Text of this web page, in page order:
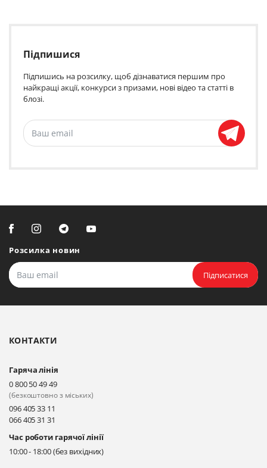
Підпишися
Підпишись на розсилку, щоб дізнаватися першим про
найкращі акції, конкурси з призами, нові відео та статті в
блозі.
Розсилка новин
Підписатися
КОНТАКТИ
Гаряча лінія
0 800 50 49 49
(безкоштовно з міських)
096 405 33 11
066 405 31 31
Час роботи гарячої лінії
10:00 - 18:00 (без вихідних)